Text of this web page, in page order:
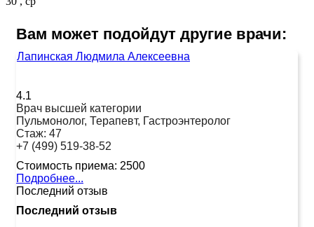
Вам может подойдут другие врачи:
Лапинская Людмила Алексеевна
4.1
Врач высшей категории
Пульмонолог, Терапевт, Гастроэнтеролог
Стаж: 47
+7 (499) 519-38-52
Стоимость приема: 2500
Подробнее...
Последний отзыв
Последний отзыв